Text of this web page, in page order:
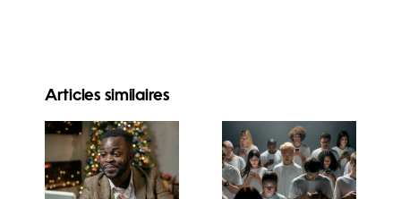
Articles similaires